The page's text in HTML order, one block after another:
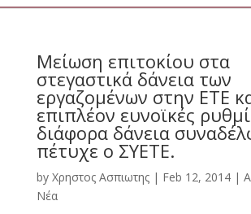
Μείωση επιτοκίου στα
στεγαστικά δάνεια των
εργαζομένων στην ΕΤΕ
επιπλέον ευνοϊκές
διάφορα δάνεια
πέτυχε ο ΣΥΕΤΕ.
by Χρηστος Ασπιωτης| Feb 12, 2014|
Νέα